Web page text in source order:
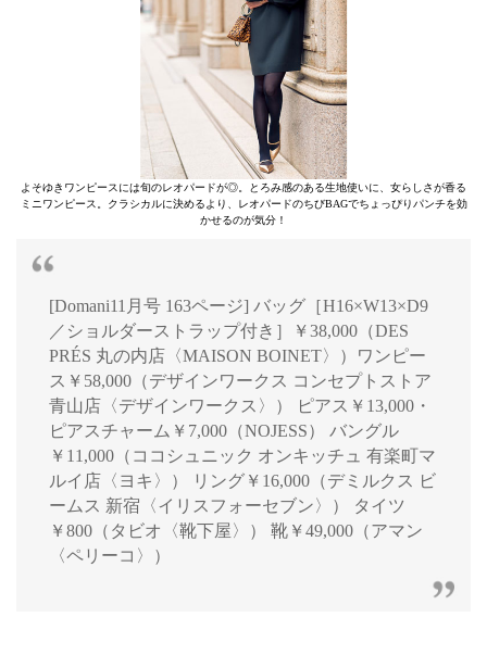
よそゆきワンピースには旬のレオパードが◎。とろみ感のある生地使いに、女らしさが香る
ミニワンピース。クラシカルに決めるより、レオパードのちびBAGでちょっぴりパンチを効
かせるのが気分！
[Domani11月号 163ページ] バッグ［H16×W13×D9
／ショルダーストラップ付き］￥38,000（DES
PRÉS 丸の内店〈MAISON BOINET〉）ワンピー
ス￥58,000（デザインワークス コンセプトストア
青山店〈デザインワークス〉） ピアス￥13,000・
ピアスチャーム￥7,000（NOJESS） バングル
￥11,000（ココシュニック オンキッチュ 有楽町マ
ルイ店〈ヨキ〉） リング￥16,000（デミルクス ビ
ームス 新宿〈イリスフォーセブン〉） タイツ
￥800（タビオ〈靴下屋〉） 靴￥49,000（アマン
〈ペリーコ〉）